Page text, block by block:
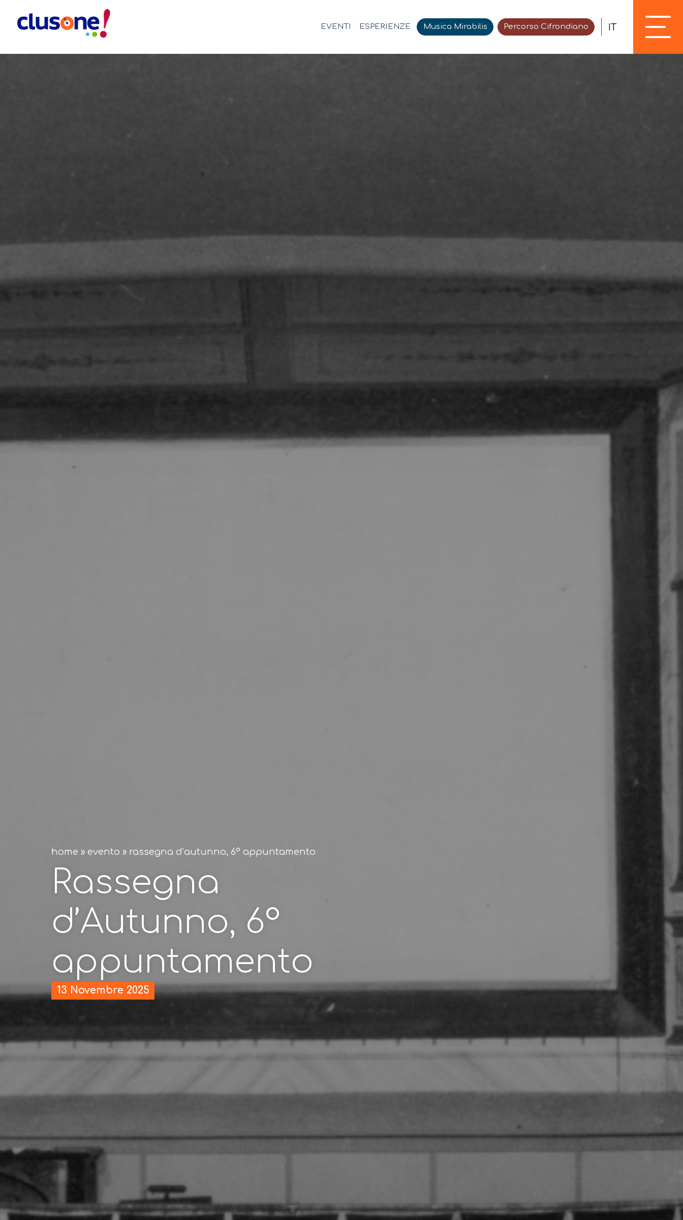
EVENTI ESPERIENZE Musica Mirabilis Percorso Cifrondiano IT
home » evento » rassegna d’autunno, 6° appuntamento
Rassegna
d’Autunno, 6°
appuntamento
13 Novembre 2025